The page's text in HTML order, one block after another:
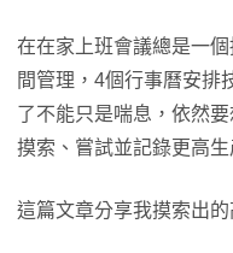
在在家上班會議總是一
間管理，4個行事曆安排
了不能只是喘息，依然
摸索、嘗試並記錄更高生
這篇文章分享我摸索出